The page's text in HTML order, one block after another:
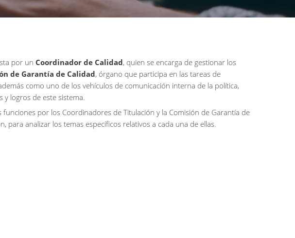
por un Coordinador de Calidad, quien se encarga de gestionar los
de Garantía de Calidad, órgano que participa en las tareas de
como uno de los vehículos de comunicación interna de la política,
y logros de este sistema.
por los Coordinadores de Titulación y la Comisión de Garantía de
para analizar los temas específicos relativos a cada una de ellas.